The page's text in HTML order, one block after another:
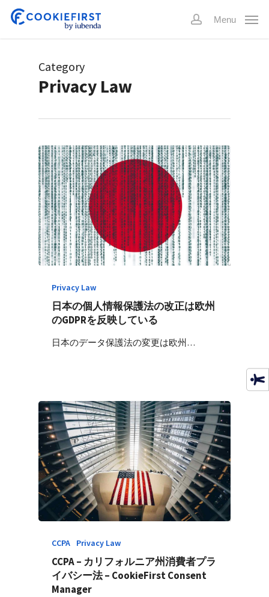
Skip
account
Menu
Category
Privacy Law
Privacy Law
日本の個人情報保護法の改正は欧州
のGDPRを反映している
日本のデータ保護法の変更は欧州…
CCPA Privacy Law
CCPA – カリフォルニア州消費者プラ
イバシー法 – CookieFirst Consent
Manager